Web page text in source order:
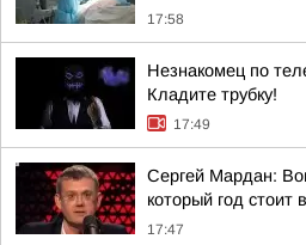
17:58
Незнакомец по
Кладите трубку!
17:49
Сергей Мардан:
который год стоит
17:47